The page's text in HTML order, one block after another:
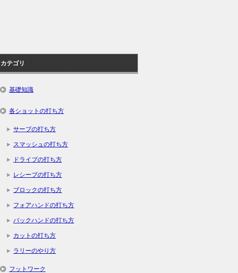
カテゴリ
基礎知識
各ショットの打ち方
サーブの打ち方
スマッシュの打ち方
ドライブの打ち方
レシーブの打ち方
ブロックの打ち方
フォアハンドの打ち方
バックハンドの打ち方
カットの打ち方
ラリーのやり方
フットワーク